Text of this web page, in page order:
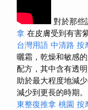
對於那些
拿 在皮膚受到有害
台灣用語 中清路 按
曬霜，乾燥和敏感
配方，其中含有透
助於最大程度地減
減少到更長的時期。
東整復推拿 桃園 按